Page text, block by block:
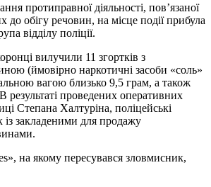
протиправної діяльності, пов’язаної
до обігу речовин, на місце події прибула
відділу поліції.
вилучили 11 згортків з
(ймовірно наркотичні засоби «соль»
вагою близько 9,5 грам, а також
результаті проведених оперативних
Степана Халтуріна, поліцейські
закладеними для продажу
на якому пересувався зловмисник,